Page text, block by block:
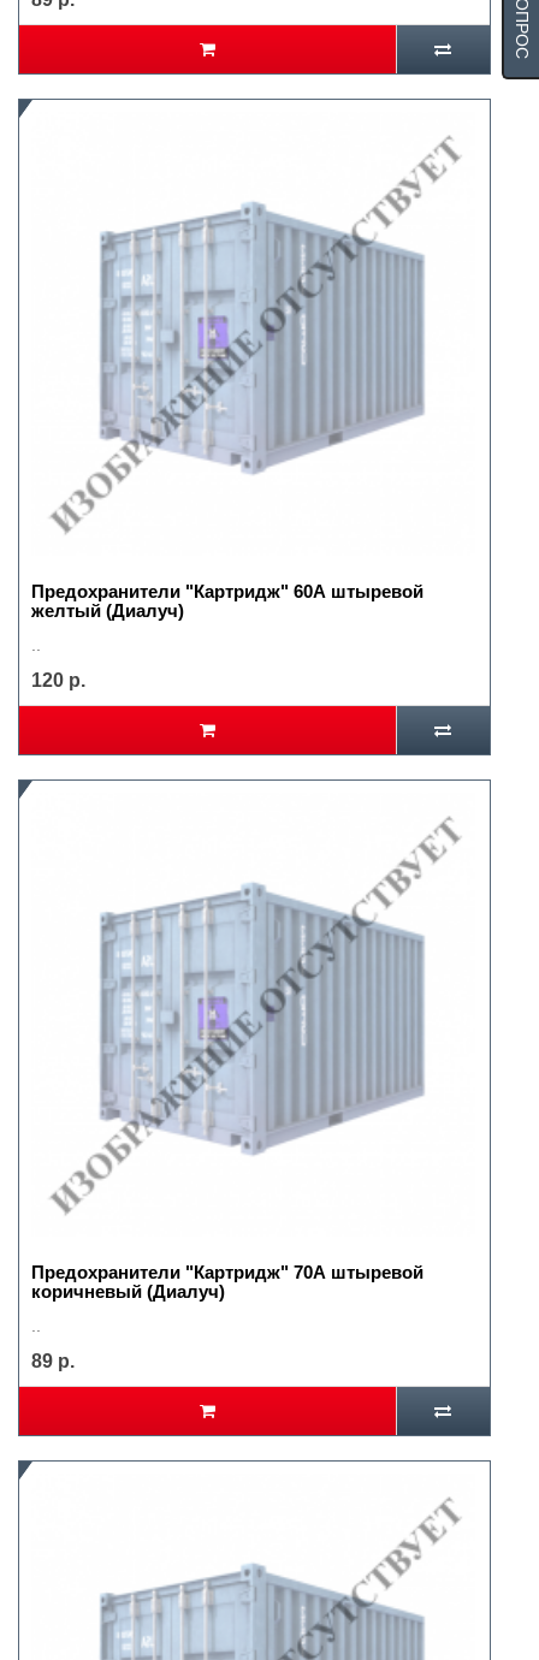
Предохранители "Картридж" 60А штыревой
желтый (Диалуч)
120 р.
Предохранители "Картридж" 70А штыревой
коричневый (Диалуч)
89 р.